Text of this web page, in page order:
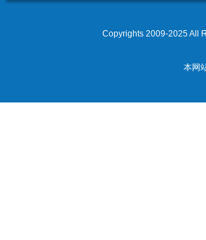
Copyrights 2009-2025 All
本网